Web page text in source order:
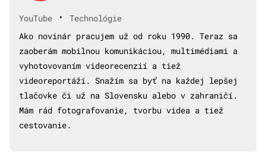
YouTube •
Technológie
Ako novinár pracujem už od roku 1990. Teraz sa
zaoberám mobilnou komunikáciou, multimédiami a
vyhotovovaním videorecenzií a tiež
videoreportáží. Snažím sa byť na každej lepšej
tlačovke či už na Slovensku alebo v zahraničí.
Mám rád fotografovanie, tvorbu videa a tiež
cestovanie.